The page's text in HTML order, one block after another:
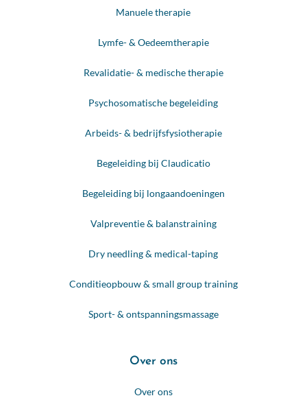
Manuele therapie
Lymfe- & Oedeemtherapie
Revalidatie- & medische therapie
Psychosomatische begeleiding
Arbeids- & bedrijfsfysiotherapie
Begeleiding bij Claudicatio
Begeleiding bij longaandoeningen
Valpreventie & balanstraining
Dry needling & medical-taping
Conditieopbouw & small group training
Sport- & ontspanningsmassage
Over ons
Over ons